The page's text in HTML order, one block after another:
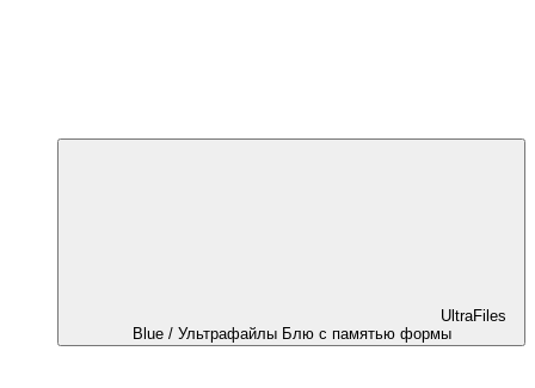
UltraFiles
Blue / Ультрафайлы Блю с памятью формы